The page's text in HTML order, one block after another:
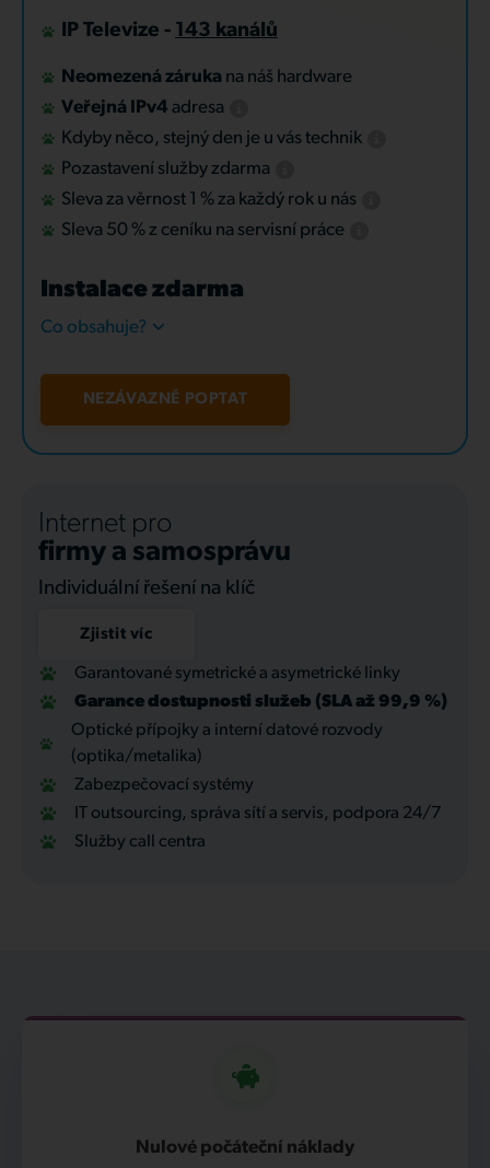
IP Televize - 143 kanálů
Neomezená záruka na náš hardware
Veřejná IPv4 adresa
Kdyby něco, stejný den je u vás technik
Pozastavení služby zdarma
Sleva za věrnost 1 % za každý rok u nás
Sleva 50 % z ceníku na servisní práce
Instalace zdarma
Co obsahuje?
NEZÁVAZNĚ POPTAT
Internet pro
firmy a samosprávu
Individuální řešení na klíč
Zjistit víc
Garantované symetrické a asymetrické linky
Garance dostupnosti služeb (SLA až 99,9 %)
Optické přípojky a interní datové rozvody
(optika/metalika)
Zabezpečovací systémy
IT outsourcing, správa sítí a servis, podpora 24/7
Služby call centra
Nulové počáteční náklady